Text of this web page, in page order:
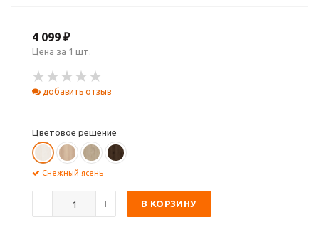
4 099 ₽
Цена за 1 шт.
добавить отзыв
Цветовое решение
Снежный ясень
В КОРЗИНУ